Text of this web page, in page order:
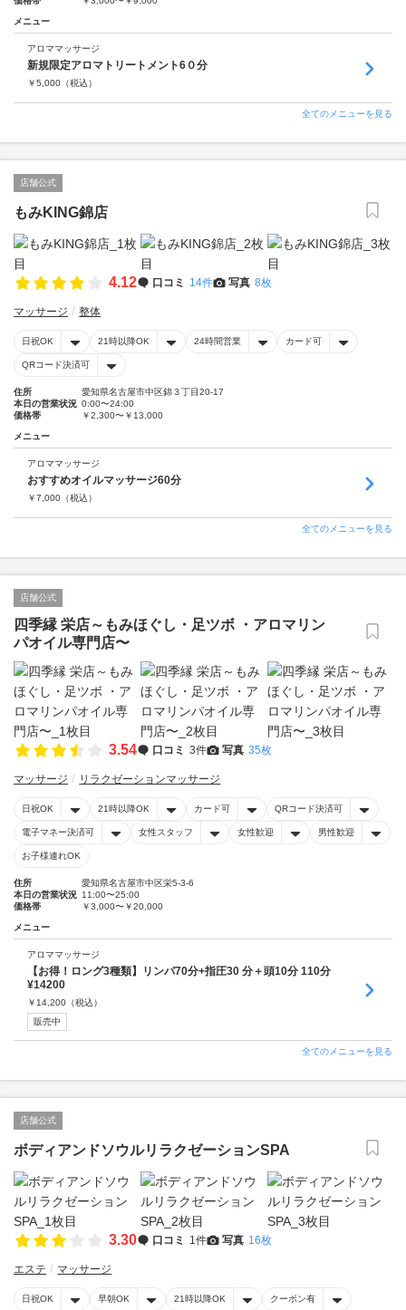
メニュー
アロママッサージ
新規限定アロマトリートメント6０分
￥5,000 （税込）
全てのメニューを見る
店舗公式
もみKING錦店
4.12 口コミ 14件 写真 8枚
マッサージ 整体
日祝OK 21時以降OK 24時間営業 カード可
QRコード決済可
住所
愛知県名古屋市中区錦３丁目20-17
本日の営業状況 0:00〜24:00
価格帯
￥2,300〜￥13,000
メニュー
アロママッサージ
おすすめオイルマッサージ60分
￥7,000 （税込）
全てのメニューを見る
店舗公式
四季縁 栄店～もみほぐし・足ツボ ・アロマリン
パオイル専門店〜
3.54 口コミ 3件 写真 35枚
マッサージ リラクゼーションマッサージ
日祝OK 21時以降OK カード可 QRコード決済可
電子マネー決済可 女性スタッフ 女性歓迎 男性歓迎
お子様連れOK
住所
愛知県名古屋市中区栄5-3-6
本日の営業状況 11:00〜25:00
価格帯
￥3,000〜￥20,000
メニュー
アロママッサージ
【お得！ロング3種類】リンパ70分+指圧30 分＋頭10分 110分
¥14200
￥ 14,200 （税込）
販売中
全てのメニューを見る
店舗公式
ボディアンドソウルリラクゼーションSPA
3.30 口コミ 1件 写真 16枚
エステ マッサージ
日祝OK 早朝OK 21時以降OK クーポン有